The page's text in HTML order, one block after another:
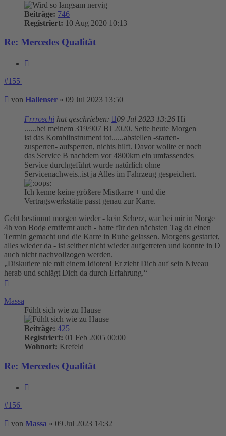
Beiträge: 746
Registriert: 10 Aug 2020 10:13
Re: Mercedes Qualität
#155
Beitrag
von Hallenser » 09 Jul 2023 13:50
Frrroschi hat geschrieben: 09 Jul 2023 13:26 Hi
......bei meinem 319/907 BJ 2020. Seite heute Morgen
ist das Kombiinstrument tot......abstellen -starten-
zusperren- aufsperren, nichts hilft. Davor wollte er noch
das Service B nachdem vor 4800km ein umfassendes
Service durchgeführt wurde natürlich ohne
Servicenachweis..ist ja Alles im Fahrzeug gespeichert.
Ich kenne keine größere Mistkarre + und die
Vertragswerkstätte passt genau zur Karre.
Geht bestimmt morgen wieder - kein Scherz, war bei mir in Norge
4h von Bodø erntfernt auch - hatte für den nächsten Tag da einen
Termin gemacht und die Karre in Ruhe gelassen. Morgens gestartet,
alles wieder da - ist seither nicht wieder aufgetreten und konnte in D
auch nicht nachvollzogen werden.
„Diskutiere nie mit einem Idioten! Er zieht Dich auf sein Niveau
herab und schlägt Dich da durch Erfahrung.“
Massa
Fühlt sich wie zu Hause
Beiträge: 425
Registriert: 01 Feb 2005 00:00
Wohnort: Krefeld
Re: Mercedes Qualität
#156
Beitrag
von Massa » 09 Jul 2023 14:32